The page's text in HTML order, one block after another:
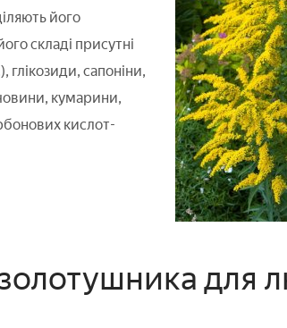
його
складі присутні
глікозиди, сапоніни,
кумарини,
кислот-
золотушника для